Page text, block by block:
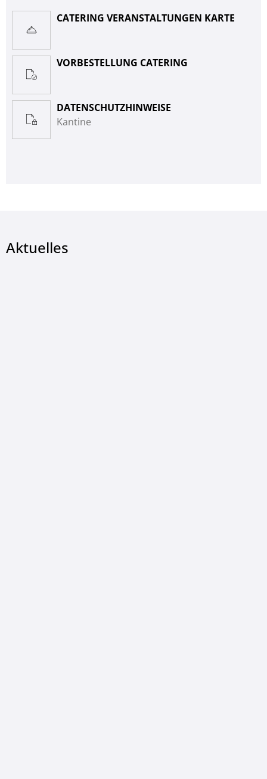
CATERING VERANSTALTUNGEN KARTE
VORBESTELLUNG CATERING
DATENSCHUTZHINWEISE
Kantine
Aktuelles